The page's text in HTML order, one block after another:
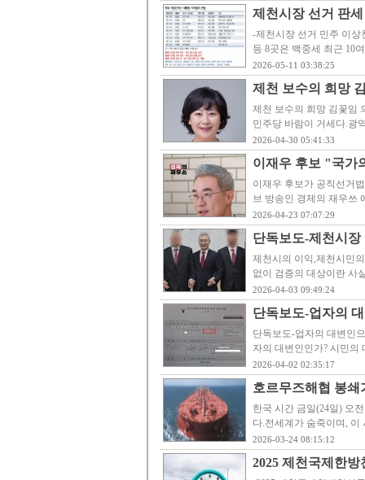
제천시장 선거 판
-제천시장 선거 민주 이상
등 8곳은 백중세 최근 10
2026-05-11 03:38:25
제천 보수의 희망
제천 보수의 희망 김꽃임
민주당 바람이 거세다.광
2026-04-30 05:41:33
이재우 후보 "국가
이재우 후보가 공직선거
브 방송인 경제의 재우쓰
2026-04-23 07:07:29
단독보도-제천시
제천시의 이익,제천시민
없이 검증의 대상이란 사
2026-04-03 09:49:24
단독보도-업자의
단독보도-업자의 대변인
자의 대변인인가? 시민
2026-04-02 02:35:17
호르무즈해협 봉
한국 시간 금일(24일) 오
다.전세계가 숨죽이며,
2026-03-24 08:15:12
2025 제천국제한